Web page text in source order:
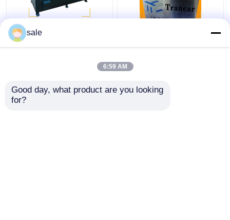
เครื่องเลืองสายเหล็กเหล็ก
2m/S ไม้บด เครื่องบด
120 - 200m/H เครื่องกํา
sale
6:59 AM
Good day, what product are you looking
for?